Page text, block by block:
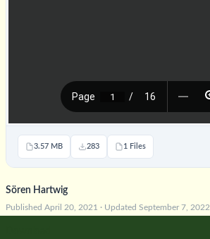
3.57 MB 283 1 Files
Sören Hartwig
Published April 20, 2021 · Updated September 7, 2022